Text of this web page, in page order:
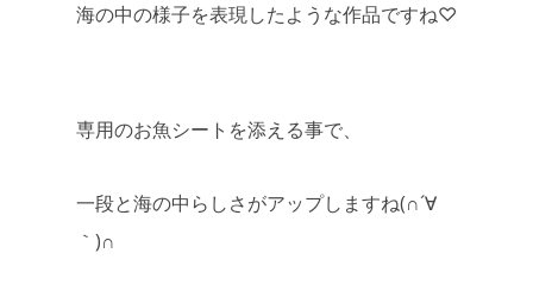
海の中の様子を表現したような作品ですね♡
専用のお魚シートを添える事で、
一段と海の中らしさがアップしますね(∩´∀
｀)∩